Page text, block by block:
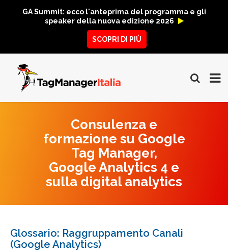
GA Summit: ecco l'anteprima del programma e gli
speaker della nuova edizione 2026
SCOPRI DI PIÙ
Consulenza e
formazione su Google
Tag Manager,
Google Analytics 4 e
sulla digital analytics
Glossario: Raggruppamento Canali
(Google Analytics)